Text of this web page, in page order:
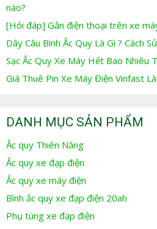
nào?
[Hỏi đáp] Gắn điện thoại trên xe
Dây Câu Bình Ắc Quy Là Gì ? Cách
Sạc Ắc Quy Xe Máy Hết Bao Nhiêu
Giá Thuê Pin Xe Máy Điện Vinfast
DANH MỤC SẢN PHẨM
Ắc quy Thiên Năng
Ắc quy xe đạp điện
Ắc quy xe máy điện
Bình ắc quy xe đạp điện 20ah
Phụ tùng xe đạp điện